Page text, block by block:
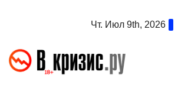
Чт. Июл 9th, 2026